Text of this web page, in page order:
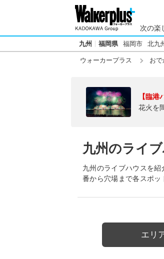
次の楽
九州 福岡県 福岡市 北九
ウォーカープラス お
【臨港
花火を
九州のライ
九州のライブハウスを
番から穴場まで各スポッ
エリ